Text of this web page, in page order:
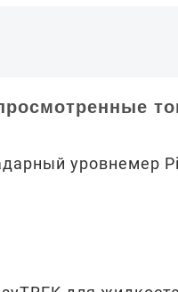
уровнемер